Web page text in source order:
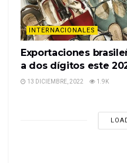
INTERNACIONALES
Exportaciones
a dos dígitos este
13 DICIEMBRE, 2022 1.9K